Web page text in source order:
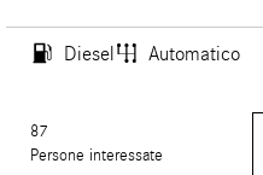
Diesel Automatico
87
Persone interessate